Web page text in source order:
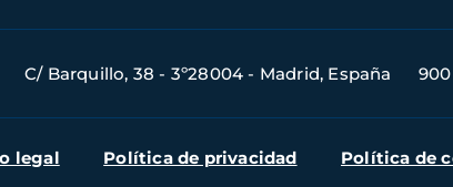
C/ Barquillo, 38 - 3º28004 - Madrid, España 900
legal Política de privacidad Política de